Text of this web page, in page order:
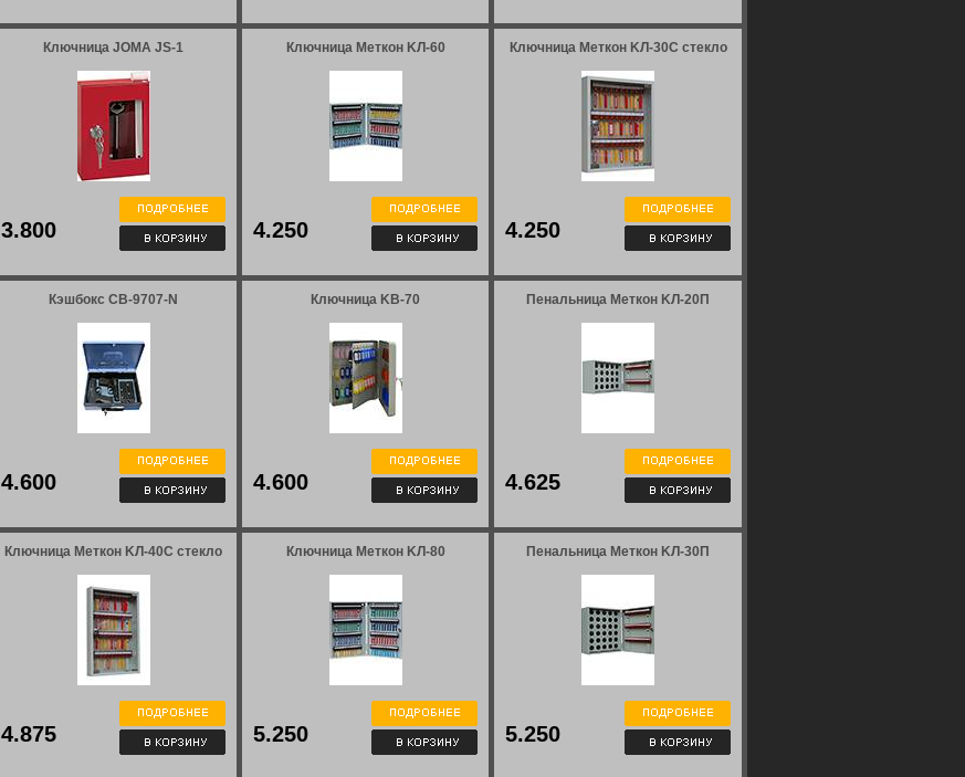
Ключница JOMA JS-1
3.800
Ключница Меткон KЛ-60
4.250
Ключница Меткон KЛ-30С стекло
4.250
Кэшбокс CB-9707-N
4.600
Ключница KВ-70
4.600
Пенальница Меткон KЛ-20П
4.625
Ключница Меткон KЛ-40С стекло
4.875
Ключница Меткон KЛ-80
5.250
Пенальница Меткон KЛ-30П
5.250